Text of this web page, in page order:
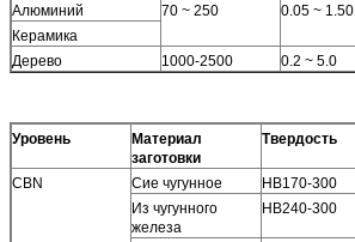
Алюминий
70 ~ 250 0.05 ~ 1.50
Керамика
Дерево
1000-2500 0.2 ~ 5.0
Уровень
Материал
заготовки
Твердость
CBN Сие чугунное HB170-300
Из чугунного
железа
HB240-300